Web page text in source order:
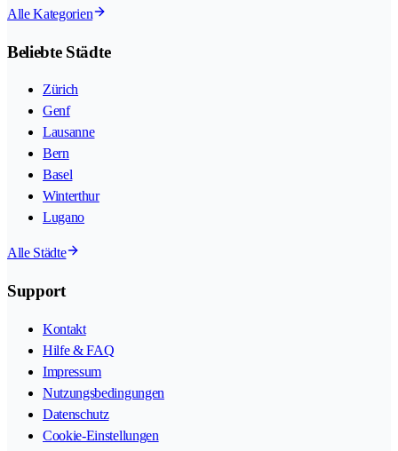
Alle Kategorien
Beliebte Städte
Zürich
Genf
Lausanne
Bern
Basel
Winterthur
Lugano
Alle Städte
Support
Kontakt
Hilfe & FAQ
Impressum
Nutzungsbedingungen
Datenschutz
Cookie-Einstellungen